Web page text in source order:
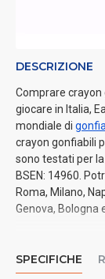
DESCRIZIONE
Comprare
giocare in Italia,
mondiale di
crayon gonfiabili
sono testati per
BSEN: 14960.
Roma, Milano,
Genova, Bologna
SPECIFICHE